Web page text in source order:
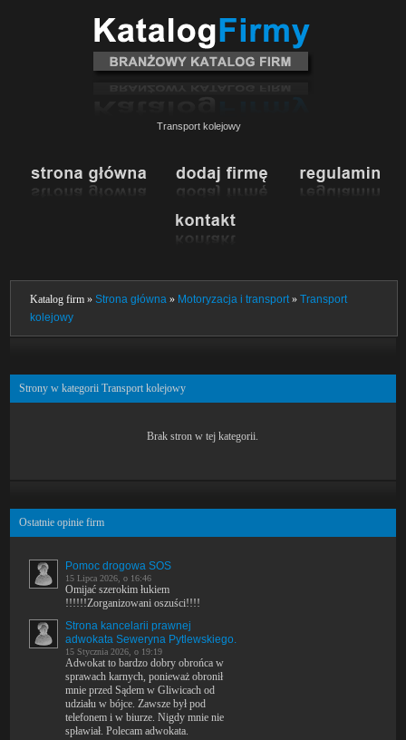
Transport kolejowy
Katalog firm »Strona główna » Motoryzacja i transport»Transport
kolejowy
Strony w kategorii Transport kolejowy
Brak stron w tej kategorii.
Ostatnie opinie firm
Pomoc drogowa SOS
15 Lipca 2026, o 16:46
Omijać szerokim łukiem
!!!!!!Zorganizowani oszuści!!!!
Strona kancelarii prawnej
adwokata Seweryna Pytlewskiego.
15 Stycznia 2026, o 19:19
Adwokat to bardzo dobry obrońca w
sprawach karnych, ponieważ obronił
mnie przed Sądem w Gliwicach od
udziału w bójce. Zawsze był pod
telefonem i w biurze. Nigdy mnie nie
spławiał. Polecam adwokata.